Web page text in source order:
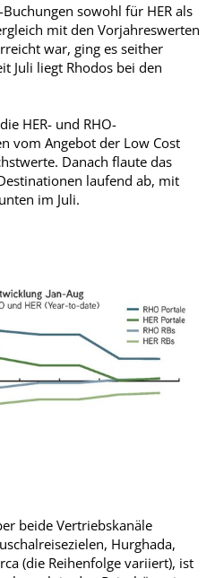
sowohl für HER als
mit den Vorjahreswerten
war, ging es seither
Juli liegt Rhodos bei den
HER- und RHO-
vom Angebot der Low Cost
Danach flaute das
laufend ab, mit
im Juli.
beide Vertriebskanäle
Hurghada,
(die Reihenfolge variiert), ist